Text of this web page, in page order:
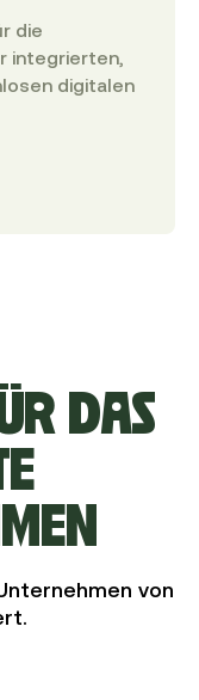
die
integrierten,
digitalen
DAS
von